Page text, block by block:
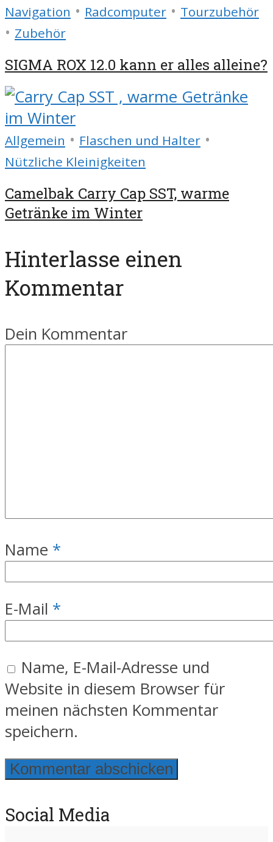
Navigation • Radcomputer • Tourzubehör
• Zubehör
SIGMA ROX 12.0 kann er alles alleine?
Allgemein • Flaschen und Halter •
Nützliche Kleinigkeiten
Camelbak Carry Cap SST, warme
Getränke im Winter
Hinterlasse einen
Kommentar
Dein Kommentar
Name *
E-Mail *
Name, E-Mail-Adresse und
Website in diesem Browser für
meinen nächsten Kommentar
speichern.
Social Media